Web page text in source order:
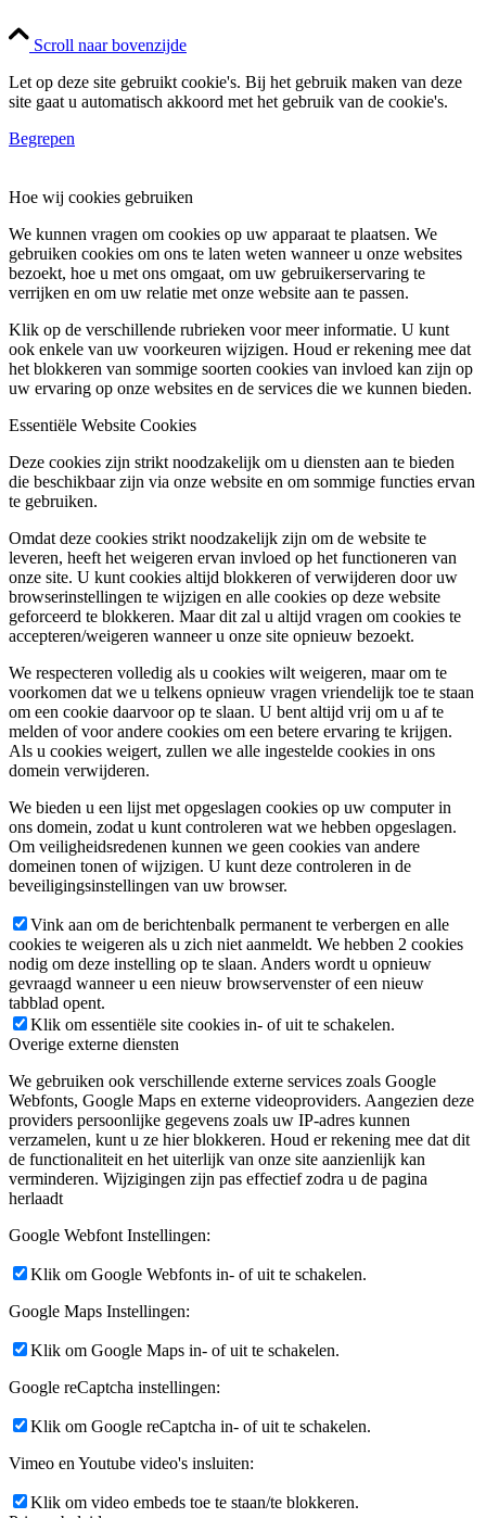
Scroll naar bovenzijde
Let op deze site gebruikt cookie's. Bij het gebruik maken van deze
site gaat u automatisch akkoord met het gebruik van de cookie's.
Begrepen
Hoe wij cookies gebruiken
We kunnen vragen om cookies op uw apparaat te plaatsen. We
gebruiken cookies om ons te laten weten wanneer u onze websites
bezoekt, hoe u met ons omgaat, om uw gebruikerservaring te
verrijken en om uw relatie met onze website aan te passen.
Klik op de verschillende rubrieken voor meer informatie. U kunt
ook enkele van uw voorkeuren wijzigen. Houd er rekening mee dat
het blokkeren van sommige soorten cookies van invloed kan zijn op
uw ervaring op onze websites en de services die we kunnen bieden.
Essentiële Website Cookies
Deze cookies zijn strikt noodzakelijk om u diensten aan te bieden
die beschikbaar zijn via onze website en om sommige functies ervan
te gebruiken.
Omdat deze cookies strikt noodzakelijk zijn om de website te
leveren, heeft het weigeren ervan invloed op het functioneren van
onze site. U kunt cookies altijd blokkeren of verwijderen door uw
browserinstellingen te wijzigen en alle cookies op deze website
geforceerd te blokkeren. Maar dit zal u altijd vragen om cookies te
accepteren/weigeren wanneer u onze site opnieuw bezoekt.
We respecteren volledig als u cookies wilt weigeren, maar om te
voorkomen dat we u telkens opnieuw vragen vriendelijk toe te staan
om een cookie daarvoor op te slaan. U bent altijd vrij om u af te
melden of voor andere cookies om een betere ervaring te krijgen.
Als u cookies weigert, zullen we alle ingestelde cookies in ons
domein verwijderen.
We bieden u een lijst met opgeslagen cookies op uw computer in
ons domein, zodat u kunt controleren wat we hebben opgeslagen.
Om veiligheidsredenen kunnen we geen cookies van andere
domeinen tonen of wijzigen. U kunt deze controleren in de
beveiligingsinstellingen van uw browser.
Vink aan om de berichtenbalk permanent te verbergen en alle
cookies te weigeren als u zich niet aanmeldt. We hebben 2 cookies
nodig om deze instelling op te slaan. Anders wordt u opnieuw
gevraagd wanneer u een nieuw browservenster of een nieuw
tabblad opent.
Klik om essentiële site cookies in- of uit te schakelen.
Overige externe diensten
We gebruiken ook verschillende externe services zoals Google
Webfonts, Google Maps en externe videoproviders. Aangezien deze
providers persoonlijke gegevens zoals uw IP-adres kunnen
verzamelen, kunt u ze hier blokkeren. Houd er rekening mee dat dit
de functionaliteit en het uiterlijk van onze site aanzienlijk kan
verminderen. Wijzigingen zijn pas effectief zodra u de pagina
herlaadt
Google Webfont Instellingen:
Klik om Google Webfonts in- of uit te schakelen.
Google Maps Instellingen:
Klik om Google Maps in- of uit te schakelen.
Google reCaptcha instellingen:
Klik om Google reCaptcha in- of uit te schakelen.
Vimeo en Youtube video's insluiten:
Klik om video embeds toe te staan/te blokkeren.